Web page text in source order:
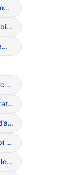
Pro-Recovery (comunit? positive)
Pasto Assistito (obiettivi e conduzione)
Motivazione al cambiamento (Stadi di Prochaska)
Gruppo psicoeducazionale
Follow-up post-trattamento
Farmacoterapia d’appoggio
Esposizione ai cibi temuti (Exposure therapy)
DBT (Terapia Dialettico Comportamentale)